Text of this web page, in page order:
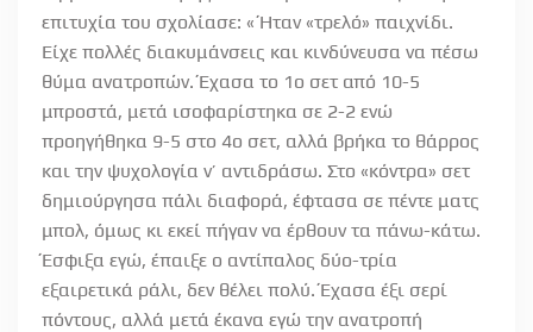
επιτυχία του σχολίασε: « Ήταν «τρελό» παιχνίδι.
Είχε πολλές διακυμάνσεις και κινδύνευσα να πέσω
θύμα ανατροπών. Έχασα το 1ο σετ από 10-5
μπροστά, μετά ισοφαρίστηκα σε 2-2 ενώ
προηγήθηκα 9-5 στο 4ο σετ, αλλά βρήκα το θάρρος
και την ψυχολογία ν’ αντιδράσω. Στο «κόντρα» σετ
δημιούργησα πάλι διαφορά, έφτασα σε πέντε ματς
μπολ, όμως κι εκεί πήγαν να έρθουν τα πάνω-κάτω.
Έσφιξα εγώ, έπαιξε ο αντίπαλος δύο-τρία
εξαιρετικά ράλι, δεν θέλει πολύ. Έχασα έξι σερί
πόντους, αλλά μετά έκανα εγώ την ανατροπή